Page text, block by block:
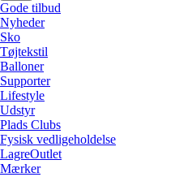
Gode tilbud
Nyheder
Sko
Tøjtekstil
Balloner
Supporter
Lifestyle
Udstyr
Plads Clubs
Fysisk vedligeholdelse
LagreOutlet
Mærker